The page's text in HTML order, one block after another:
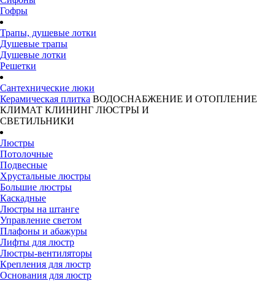
Гофры
Трапы, душевые лотки
Душевые трапы
Душевые лотки
Решетки
Сантехнические люки
Керамическая плитка ВОДОСНАБЖЕНИЕ И ОТОПЛЕНИЕ
КЛИМАТ КЛИНИНГ ЛЮСТРЫ И
СВЕТИЛЬНИКИ
Люстры
Потолочные
Подвесные
Хрустальные люстры
Большие люстры
Каскадные
Люстры на штанге
Управление светом
Плафоны и абажуры
Лифты для люстр
Люстры-вентиляторы
Крепления для люстр
Основания для люстр